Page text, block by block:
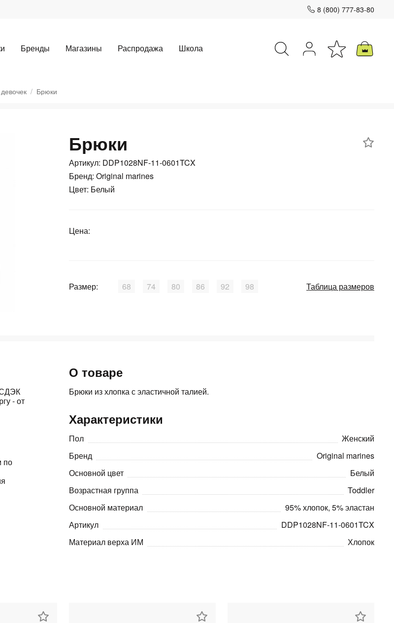
8 (800) 777-83-80
Бренды Магазины Распродажа Школа
Брюки
Брюки
Артикул: DDP1028NF-11-0601TCX
Бренд: Original marines
Цвет: Белый
Цена:
Размер: 68 74 80 86 92 98 Таблица размеров
СДЭК
- от
по
О товаре
Брюки из хлопка с эластичной талией.
Характеристики
Пол
Женский
Бренд
Original marines
Основной цвет
Белый
Возрастная группа
Toddler
Основной материал
95% хлопок, 5% эластан
Артикул
DDP1028NF-11-0601TCX
Материал верха ИМ
Хлопок
банков
без переплат
сегодня только
выбранный способом
списываться
карты каждые 2 недели
об оплате Плайтом
8 800 302-02-51